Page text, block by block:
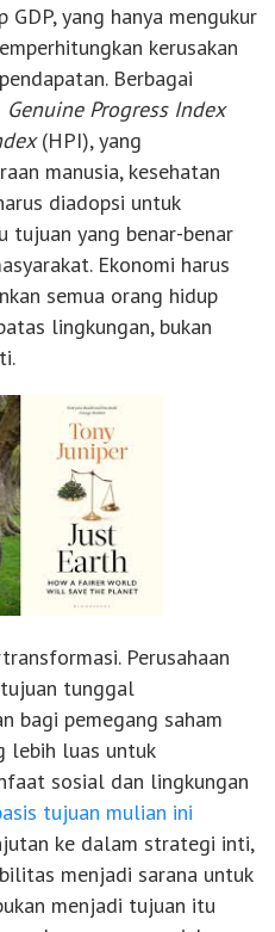
yang hanya mengukur
kerusakan
Berbagai
Genuine Progress Index
(HPI), yang
manusia, kesehatan
diadopsi untuk
tujuan yang benar-benar
Ekonomi harus
semua orang hidup
lingkungan, bukan
Perusahaan
tunggal
bagi pemegang saham
lebih luas untuk
sosial dan lingkungan
tujuan mulian ini
ke dalam strategi inti,
menjadi sarana untuk
menjadi tujuan itu